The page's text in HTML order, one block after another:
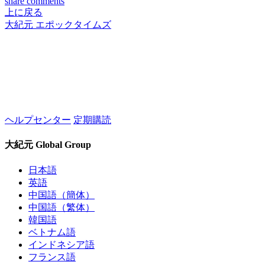
上に戻る
大紀元 エポックタイムズ
ヘルプセンター 定期購読
大紀元 Global Group
日本語
英語
中国語（簡体）
中国語（繁体）
韓国語
ベトナム語
インドネシア語
フランス語